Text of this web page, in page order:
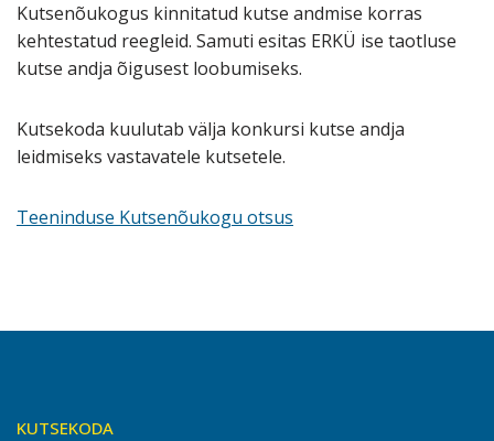
Kutsenõukogus kinnitatud kutse andmise korras
kehtestatud reegleid. Samuti esitas ERKÜ ise taotluse
kutse andja õigusest loobumiseks.
Kutsekoda kuulutab välja konkursi kutse andja
leidmiseks vastavatele kutsetele.
Teeninduse Kutsenõukogu otsus
KUTSEKODA